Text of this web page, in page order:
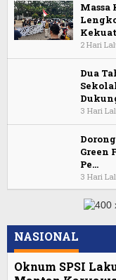
Massa
2 Hari
Dua
3 Hari
Green
Pe…
3 Hari
NASIONAL
Oknum SPSI